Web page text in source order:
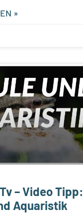
»
– Video Tipp:
Aquaristik